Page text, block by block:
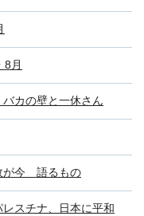
月
カの壁と一休さん
が今 語るもの
スチナ、日本に平和